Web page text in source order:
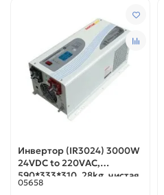
Инвертор (IR3024) 3000W
24VDC to 220VAC,
590*333*310, 28kg, чистая
синусоида
05658